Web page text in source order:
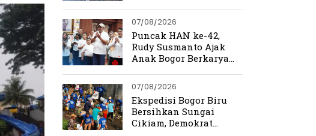
Ekstrem Bogor
07/08/2026
Puncak HAN ke-42,
Rudy Susmanto Ajak
Anak Bogor Berkarya
07/08/2026
Ekspedisi Bogor Biru
Bersihkan Sungai
Cikiam, Demokrat